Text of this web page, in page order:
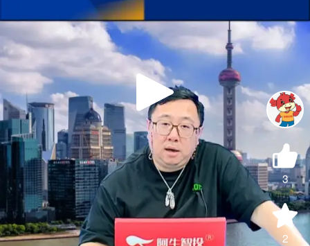
Play
Video
3
2